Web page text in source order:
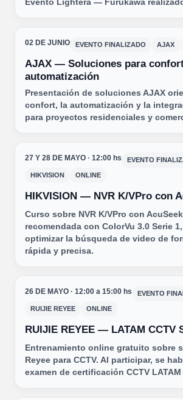
02 DE JUNIO EVENTO FINALIZADO AJAX
AJAX — Soluciones para
automatización
Presentación de soluciones AJAX
confort, la automatización y la
para proyectos residenciales y
27 Y 28 DE MAYO · 12:00 hs EVENTO
HIKVISION ONLINE
HIKVISION — NVR K/VPro con
Curso sobre NVR K/VPro con
recomendada con ColorVu 3.0 Serie
optimizar la búsqueda de video de
rápida y precisa.
26 DE MAYO · 12:00 a 15:00 hs EVENTO
RUIJIE REYEE ONLINE
RUIJIE REYEE — LATAM CCTV
Entrenamiento online gratuito sobre
Reyee para CCTV. Al participar, se
examen de certificación CCTV